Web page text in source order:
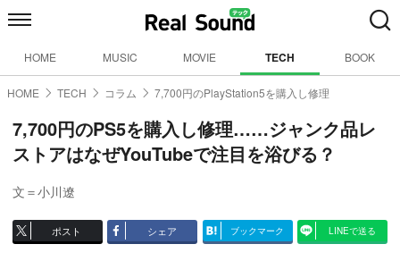
HOME MUSIC MOVIE TECH BOOK
HOME TECH コラム 7,700円のPlayStation5を購入し修理
7,700円のPS5を購入し修理……ジャンク品レ
ストアはなぜYouTubeで注目を浴びる？
文＝小川遼
ポスト シェア ブックマーク LINEで送る